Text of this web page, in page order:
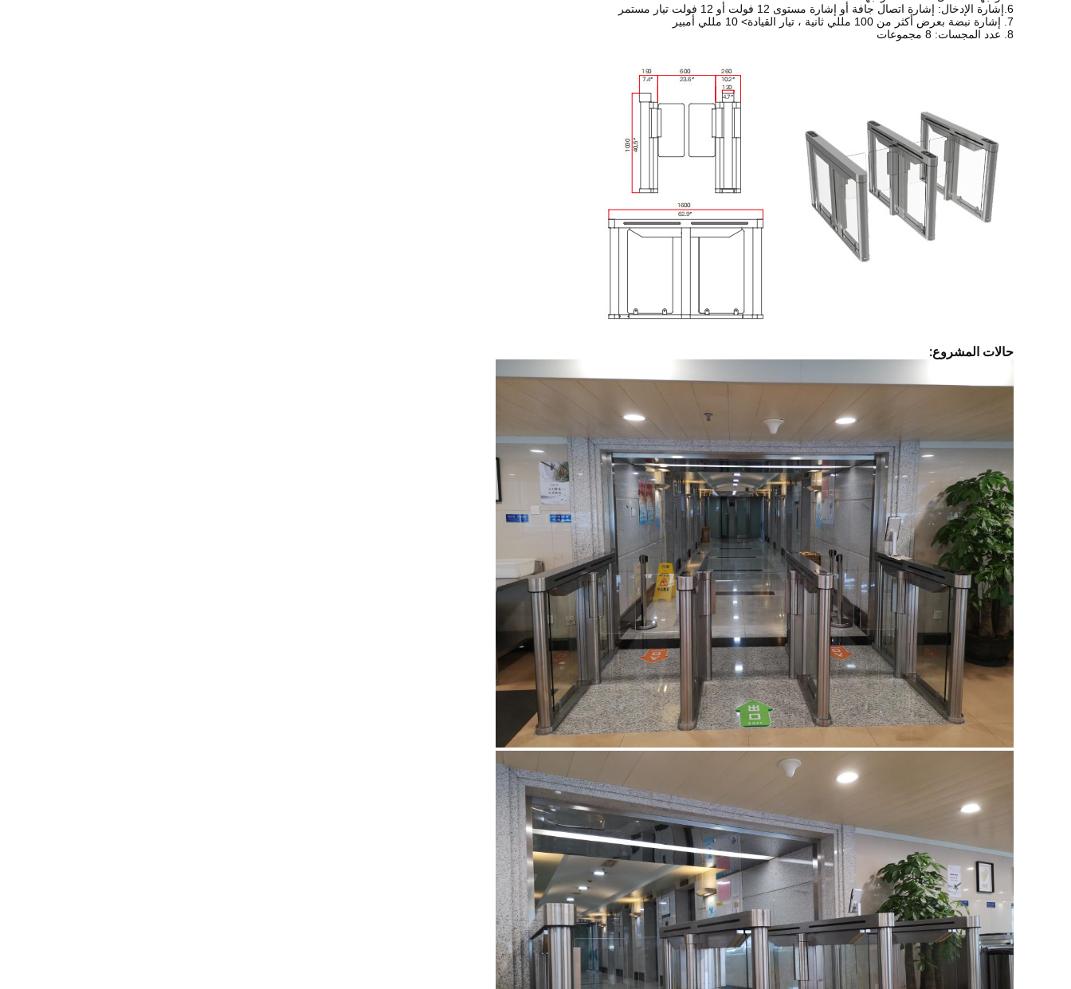
6.إشارة الإدخال: إشارة اتصال جافة أو إشارة مستوى 12 فولت أو 12 فولت تيار مستمر
7. إشارة نبضة بعرض أكثر من 100 مللي ثانية ، تيار القيادة> 10 مللي أمبير
8. عدد المجسات: 8 مجموعات
حالات المشروع: